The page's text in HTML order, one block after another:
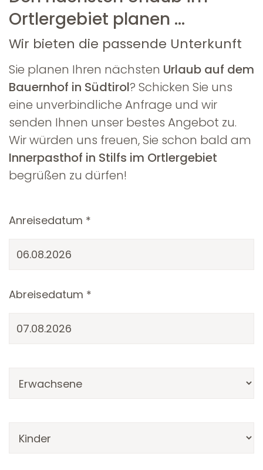
Ortlergebiet planen ...
Wir bieten die passende Unterkunft
Sie planen Ihren nächsten Urlaub auf dem
Bauernhof in Südtirol? Schicken Sie uns
eine unverbindliche Anfrage und wir
senden Ihnen unser bestes Angebot zu.
Wir würden uns freuen, Sie schon bald am
Innerpasthof in Stilfs im Ortlergebiet
begrüßen zu dürfen!
Anreisedatum *
Abreisedatum *